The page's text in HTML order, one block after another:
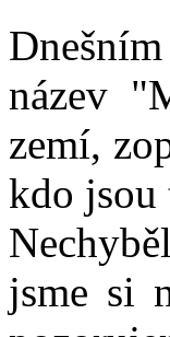
název
zemí,
kdo jsou
jsme si